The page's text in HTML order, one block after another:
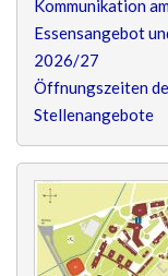
Kommunikation
Essensangebot
2026/27
Öffnungszeiten
Stellenangebote